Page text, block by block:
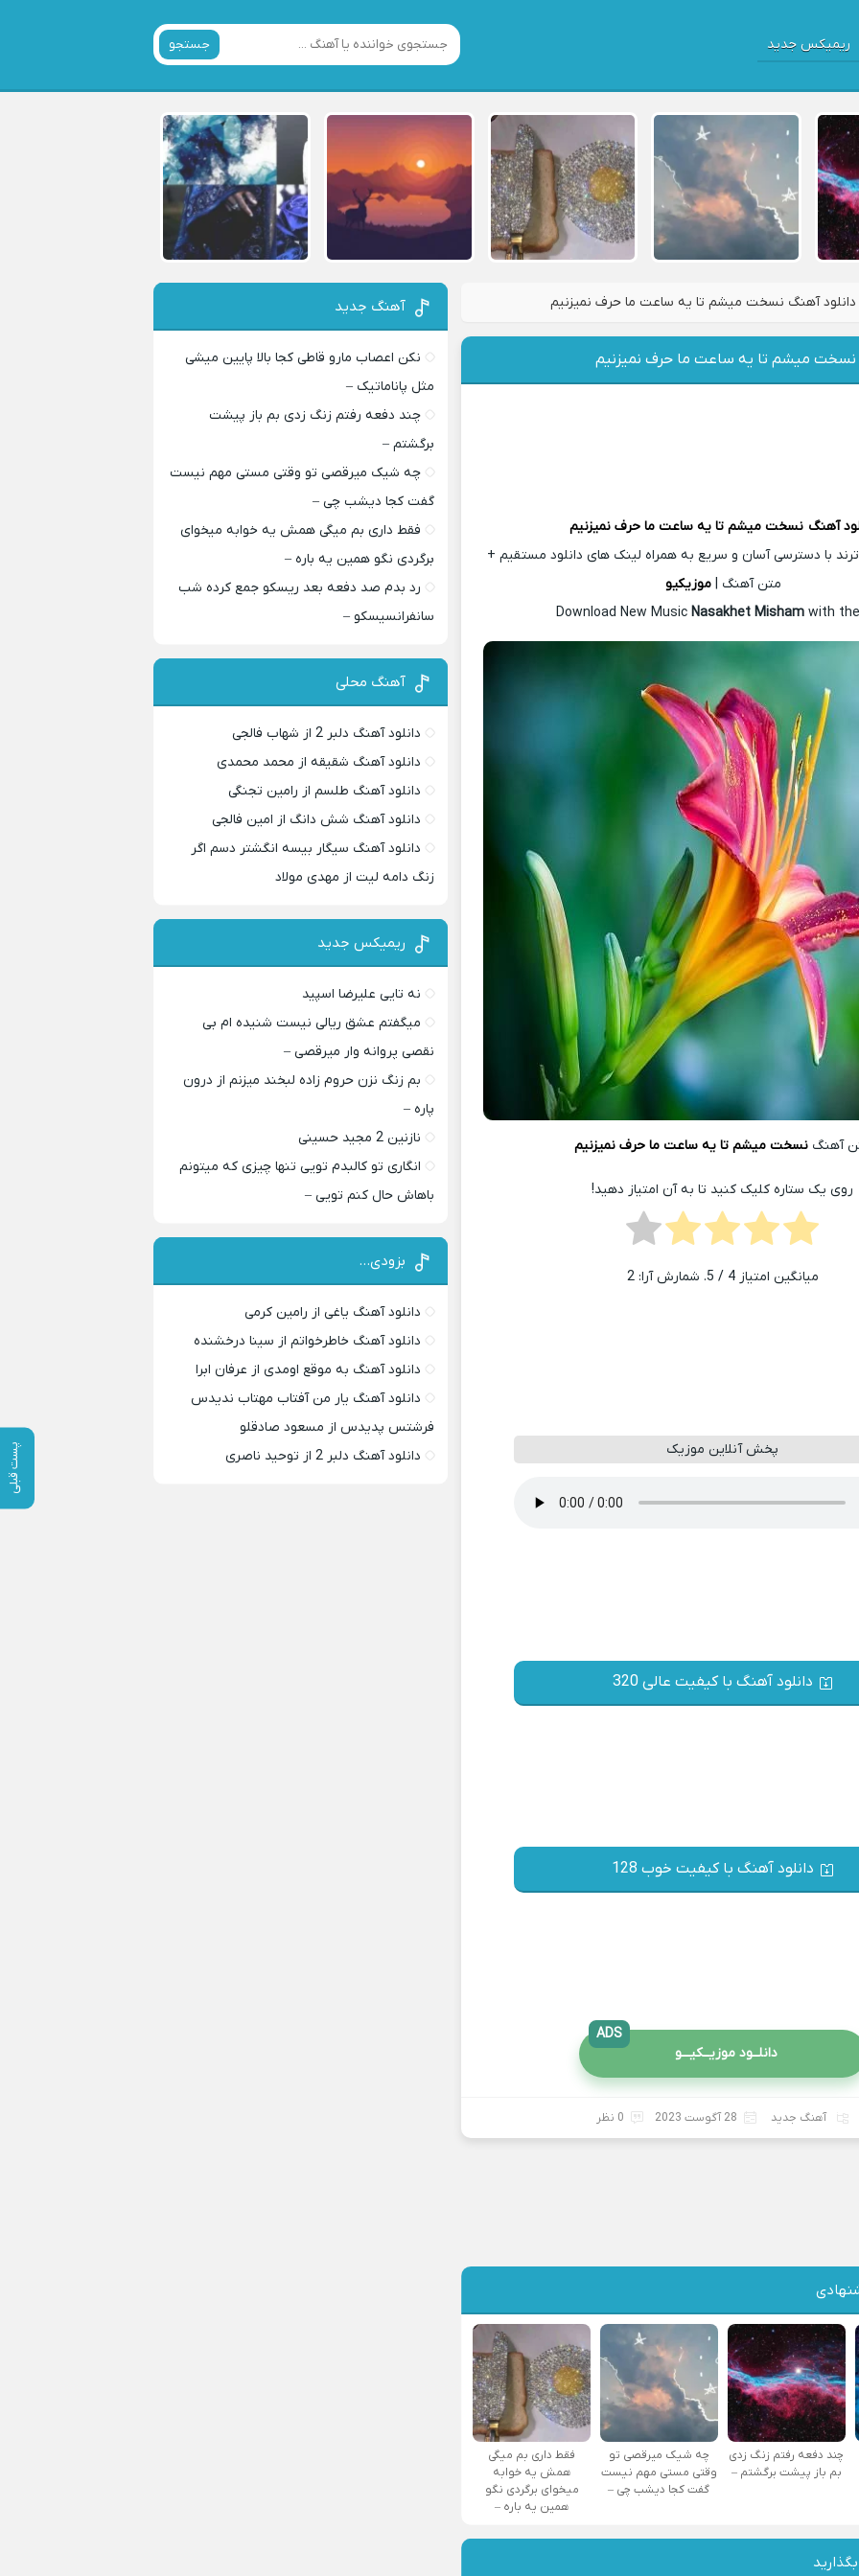
ریمیکس جدید جستجو
دانلود آهنگ نسخت میشم تا یه ساعت ما حرف نمیزنیم
پست قبلی
نسخت میشم تا یه ساعت ما حرف نمیزنیم
آهنگ نسخت میشم تا یه ساعت ما حرف نمیزنیم
با دسترسی آسان و سریع به همراه لینک های دانلود مستقیم +
متن آهنگ |موزیکیو
Download New Music Nasakhet Misham with
آهنگنسخت میشم تا یه ساعت ما حرف نمیزنیم
روی یک ستاره کلیک کنید تا به آن امتیاز دهید!
میانگین امتیاز4 / 5. شمارش آرا: 2
پخش آنلاین موزیک
دانلود آهنگ با کیفیت عالی 320
دانلود آهنگ با کیفیت خوب 128
دانلــود موزیــکیـــو
ADS
آهنگ جدید 28 آگوست 2023 0 نظر
چند دفعه رفتم زنگ زدی
بم باز پیشت برگشتم –
چه شیک میرقصی تو
وقتی مستی مهم نیست
گفت کجا دیشب چی –
فقط داری بم میگی
همش یه خوابه
میخوای برگردی نگو
همین یه باره –
آهنگ جدید
نکن اعصاب مارو قاطی کجا بالا پایین میشی
مثل پاناماتیک –
چند دفعه رفتم زنگ زدی بم باز پیشت
برگشتم –
چه شیک میرقصی تو وقتی مستی مهم نیست
گفت کجا دیشب چی –
فقط داری بم میگی همش یه خوابه میخوای
برگردی نگو همین یه باره –
رد بدم صد دفعه بعد ریسکو جمع کرده شب
سانفرانسیسکو –
آهنگ محلی
دانلود آهنگ دلبر 2 از شهاب فالجی
دانلود آهنگ شقیقه از محمد محمدی
دانلود آهنگ طلسم از رامین تجنگی
دانلود آهنگ شش دانگ از امین فالجی
دانلود آهنگ سیگار بیسه انگشتر دسم اگر
زنگ دامه لیت از مهدی مولاد
ریمیکس جدید
نه تایی علیرضا اسپید
میگفتم عشق ریالی نیست شنیده ام بی
نقصی پروانه وار میرقصی –
بم زنگ نزن حروم زاده لبخند میزنم از درون
پاره –
نازنین 2 مجید حسینی
انگاری تو کالبدم تویی تنها چیزی که میتونم
باهاش حال کنم تویی –
بزودی…
دانلود آهنگ یاغی از رامین کرمی
دانلود آهنگ خاطرخواتم از سینا درخشنده
دانلود آهنگ به موقع اومدی از عرفان ابرا
دانلود آهنگ یار من آفتاب مهتاب ندیدس
فرشتس پدیدس از مسعود صادقلو
دانلود آهنگ دلبر 2 از توحید ناصری